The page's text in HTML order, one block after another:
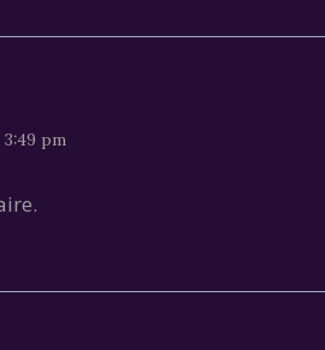
3:49 pm